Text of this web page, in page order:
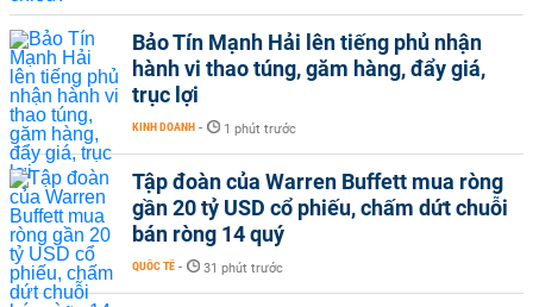
Bảo Tín Mạnh Hải lên tiếng phủ nhận
hành vi thao túng, găm hàng, đẩy giá,
trục lợi
KINH DOANH - 1 phút trước
Tập đoàn của Warren Buffett mua ròng
gần 20 tỷ USD cổ phiếu, chấm dứt chuỗi
bán ròng 14 quý
QUỐC TẾ - 31 phút trước